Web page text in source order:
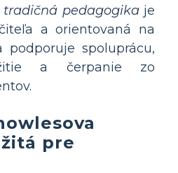
tradičná pedagogikaje
a orientovaná na
podporuje spoluprácu,
a čerpanie zo
pre